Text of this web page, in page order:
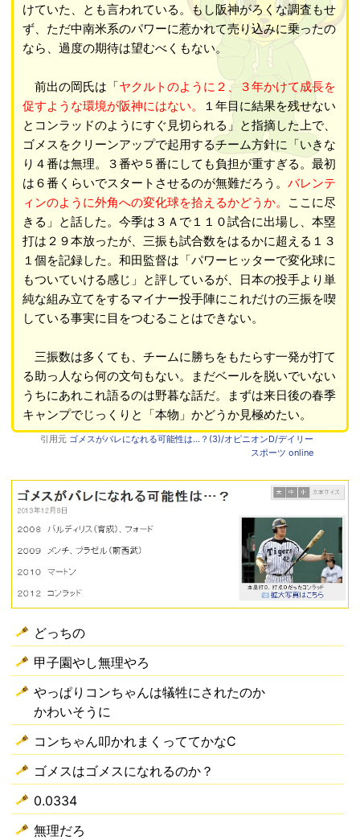
けていた、とも言われている。もし阪神がろくな調査もせ
ず、ただ中南米系のパワーに惹かれて売り込みに乗ったの
なら、過度の期待は望むべくもない。
前出の岡氏は「ヤクルトのように２、３年かけて成長を
促すような環境が阪神にはない。
１年目に結果を残せない
とコンラッドのようにすぐ見切られる」と指摘した上で、
ゴメスをクリーンアップで起用するチーム方針に「いきな
り４番は無理。３番や５番にしても負担が重すぎる。最初
は６番くらいでスタートさせるのが無難だろう。 バレンテ
ィンのように外角への変化球を拾えるかどうか。
ここに尽
きる」と話した。今季は３Ａで１１０試合に出場し、本塁
打は２９本放ったが、三振も試合数をはるかに超える１３
１個を記録した。和田監督は「パワーヒッターで変化球に
もついていける感じ」と評しているが、日本の投手より単
純な組み立てをするマイナー投手陣にこれだけの三振を喫
している事実に目をつむることはできない。
三振数は多くても、チームに勝ちをもたらす一発が打て
る助っ人なら何の文句もない。まだベールを脱いでいない
うちにあれこれ語るのは野暮な話だ。まずは来日後の春季
キャンプでじっくりと「本物」かどうか見極めたい。
引用元 ゴメスがバレになれる可能性は…？(3)/オピニオンD/デイリー
スポーツ online
どっちの
甲子園やし無理やろ
やっぱりコンちゃんは犠牲にされたのか
かわいそうに
コンちゃん叩かれまくっててかなC
ゴメスはゴメスになれるのか？
0.0334
無理だろ